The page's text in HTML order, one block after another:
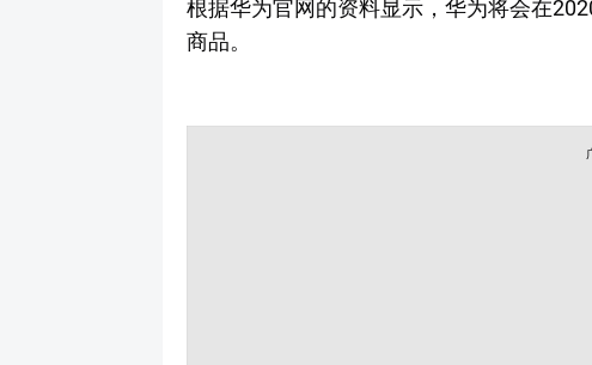
根据华为官网的资料显示，华为将会在
商品。